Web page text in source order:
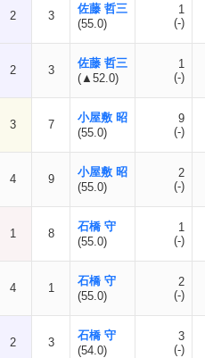
2 3
佐藤 哲三
(55.0)
1
(-)
2 3
佐藤 哲三
(▲52.0)
1
(-)
3 7
小屋敷 昭
(55.0)
9
(-)
4 9
小屋敷 昭
(55.0)
2
(-)
1 8
石橋 守
(55.0)
1
(-)
4 1
石橋 守
(55.0)
2
(-)
2 3
石橋 守
(54.0)
3
(-)